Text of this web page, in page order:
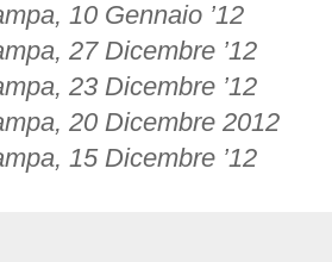
10 Gennaio ’12
27 Dicembre ’12
23 Dicembre ’12
20 Dicembre 2012
15 Dicembre ’12